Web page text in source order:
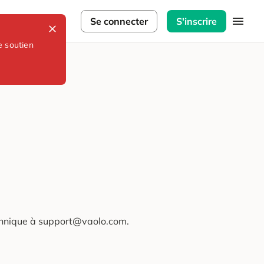
soutien
Se connecter S'inscrire
à support@vaolo.com.